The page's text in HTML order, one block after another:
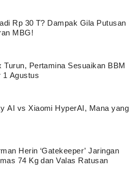
Rp 30 T? Dampak Gila Putusan
MBG!
Turun, Pertamina Sesuaikan BBM
1 Agustus
AI vs Xiaomi HyperAI, Mana yang
Herin ‘Gatekeeper’ Jaringan
74 Kg dan Valas Ratusan